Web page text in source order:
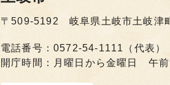
〒509-5192 岐阜県土岐市土岐津
電話番号：0572-54-1111（代表）
開庁時間：月曜日から金曜日 午前